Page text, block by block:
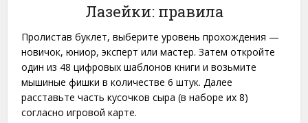
Лазейки: правила
Пролистав буклет, выберите уровень прохождения —
новичок, юниор, эксперт или мастер. Затем откройте
один из 48 цифровых шаблонов книги и возьмите
мышиные фишки в количестве 6 штук. Далее
расставьте часть кусочков сыра (в наборе их 8)
согласно игровой карте.